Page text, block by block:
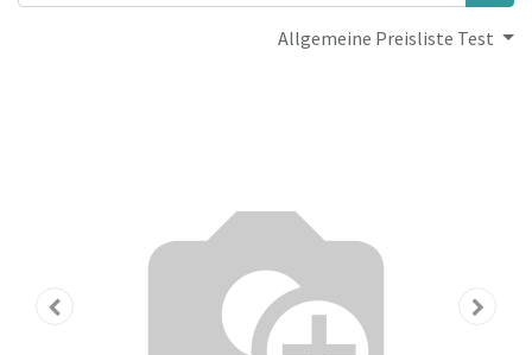
Allgemeine Preisliste Test